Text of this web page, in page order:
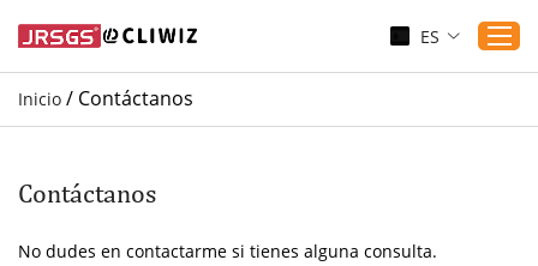
ES
Inicio / Contáctanos
Contáctanos
No dudes en contactarme si tienes alguna consulta.